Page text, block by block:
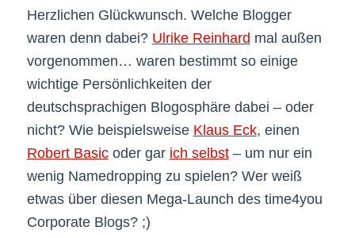
Herzlichen Glückwunsch. Welche Blogger
waren denn dabei? Ulrike Reinhard mal außen
vorgenommen… waren bestimmt so einige
wichtige Persönlichkeiten der
deutschsprachigen Blogosphäre dabei – oder
nicht? Wie beispielsweise Klaus Eck, einen
Robert Basicoder gar ich selbst– um nur ein
wenig Namedropping zu spielen? Wer weiß
etwas über diesen Mega-Launch des time4you
Corporate Blogs? ;)